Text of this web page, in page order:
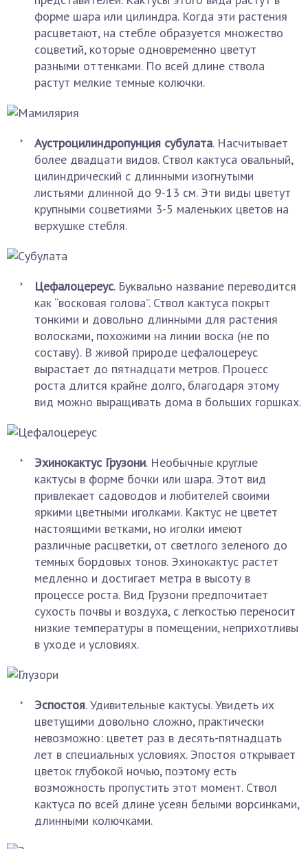
форме шара или цилиндра. Когда эти растения
расцветают, на стебле образуется множество
соцветий, которые одновременно цветут
разными оттенками. По всей длине ствола
растут мелкие темные колючки.
Аустроцилиндропунция субулата. Насчитывает
более двадцати видов. Ствол кактуса овальный,
цилиндрический с длинными изогнутыми
листьями длинной до 9-13 см. Эти виды цветут
крупными соцветиями 3-5 маленьких цветов на
верхушке стебля.
Цефалоцереус. Буквально название переводится
как “восковая голова”. Ствол кактуса покрыт
тонкими и довольно длинными для растения
волосками, похожими на линии воска (не по
составу). В живой природе цефалоцереус
вырастает до пятнадцати метров. Процесс
роста длится крайне долго, благодаря этому
вид можно выращивать дома в больших горшках.
Эхинокактус Грузони. Необычные круглые
кактусы в форме бочки или шара. Этот вид
привлекает садоводов и любителей своими
яркими цветными иголками. Кактус не цветет
настоящими ветками, но иголки имеют
различные расцветки, от светлого зеленого до
темных бордовых тонов. Эхинокактус растет
медленно и достигает метра в высоту в
процессе роста. Вид Грузони предпочитает
сухость почвы и воздуха, с легкостью переносит
низкие температуры в помещении, неприхотливы
в уходе и условиях.
Эспостоя. Удивительные кактусы. Увидеть их
цветущими довольно сложно, практически
невозможно: цветет раз в десять-пятнадцать
лет в специальных условиях. Эпостоя открывает
цветок глубокой ночью, поэтому есть
возможность пропустить этот момент. Ствол
кактуса по всей длине усеян белыми ворсинками,
длинными колючками.